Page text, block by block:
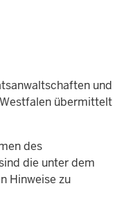
und
übermittelt
des
die unter dem
Hinweise zu